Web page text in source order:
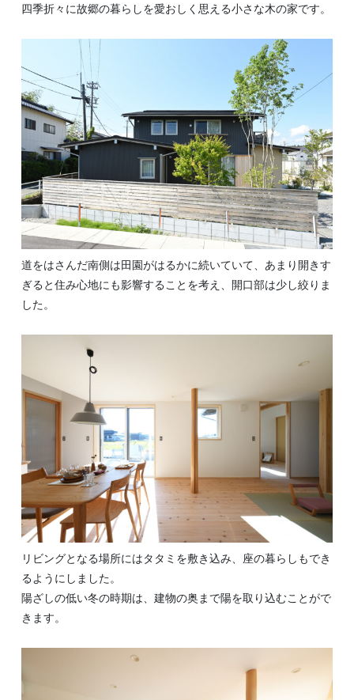
四季折々に故郷の暮らしを愛おしく思える小さな木の家です。
道をはさんだ南側は田園がはるかに続いていて、あまり開きす
ぎると住み心地にも影響することを考え、開口部は少し絞りま
した。
リビングとなる場所にはタタミを敷き込み、座の暮らしもでき
るようにしました。
陽ざしの低い冬の時期は、建物の奥まで陽を取り込むことがで
きます。